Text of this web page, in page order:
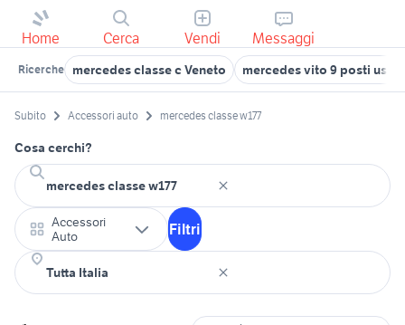
Home Cerca Vendi Messaggi
Ricerche mercedes classe c Veneto mercedes vito 9 posti
Subito Accessori auto mercedes classe w177
Cosa cerchi?
Accessori
Auto
Filtri